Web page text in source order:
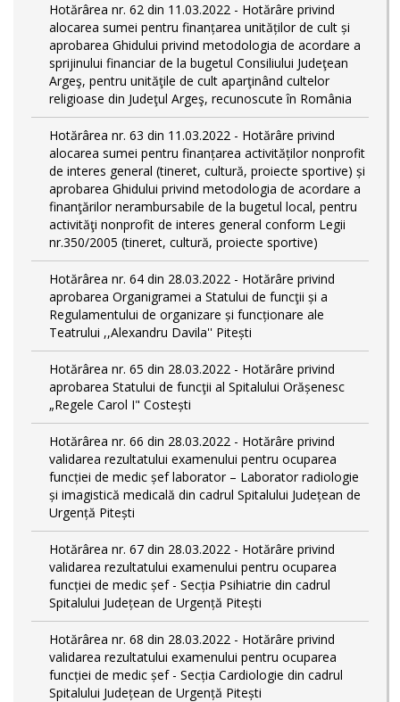
Hotărârea nr. 62 din 11.03.2022 - Hotărâre privind
alocarea sumei pentru finanțarea unităților de cult și
aprobarea Ghidului privind metodologia de acordare a
sprijinului financiar de la bugetul Consiliului Judeţean
Argeş, pentru unităţile de cult aparţinând cultelor
religioase din Judeţul Argeş, recunoscute în România
Hotărârea nr. 63 din 11.03.2022 - Hotărâre privind
alocarea sumei pentru finanțarea activităților nonprofit
de interes general (tineret, cultură, proiecte sportive) și
aprobarea Ghidului privind metodologia de acordare a
finanţărilor nerambursabile de la bugetul local, pentru
activităţi nonprofit de interes general conform Legii
nr.350/2005 (tineret, cultură, proiecte sportive)
Hotărârea nr. 64 din 28.03.2022 - Hotărâre privind
aprobarea Organigramei a Statului de funcţii și a
Regulamentului de organizare și funcționare ale
Teatrului ,,Alexandru Davila'' Pitești
Hotărârea nr. 65 din 28.03.2022 - Hotărâre privind
aprobarea Statului de funcţii al Spitalului Orășenesc
„Regele Carol I" Costești
Hotărârea nr. 66 din 28.03.2022 - Hotărâre privind
validarea rezultatului examenului pentru ocuparea
funcției de medic șef laborator – Laborator radiologie
și imagistică medicală din cadrul Spitalului Județean de
Urgență Pitești
Hotărârea nr. 67 din 28.03.2022 - Hotărâre privind
validarea rezultatului examenului pentru ocuparea
funcției de medic șef - Secția Psihiatrie din cadrul
Spitalului Județean de Urgență Pitești
Hotărârea nr. 68 din 28.03.2022 - Hotărâre privind
validarea rezultatului examenului pentru ocuparea
funcției de medic șef - Secția Cardiologie din cadrul
Spitalului Județean de Urgență Pitești